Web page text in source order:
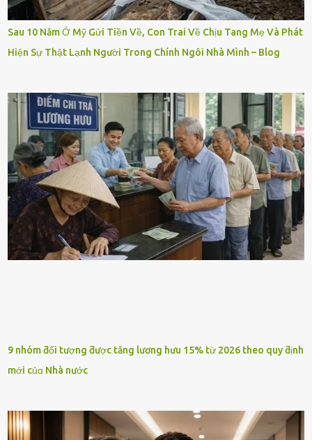
Sau 10 Năm Ở Mỹ Gửi Tiền Về, Con Trai Về Chịu Tang Mẹ Và Phát
Hiện Sự Thật Lạnh Người Trong Chính Ngôi Nhà Mình – Blog
9 nhóm ƌối tượng ƌược tăng lương hưu 15% từ 2026 theo quy ƌịnh
mới củɑ Nhà nước